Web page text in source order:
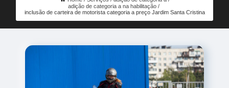
adição de categoria a na habilitação
inclusão de carteira de motorista categoria a preço Jardim Santa Cristina